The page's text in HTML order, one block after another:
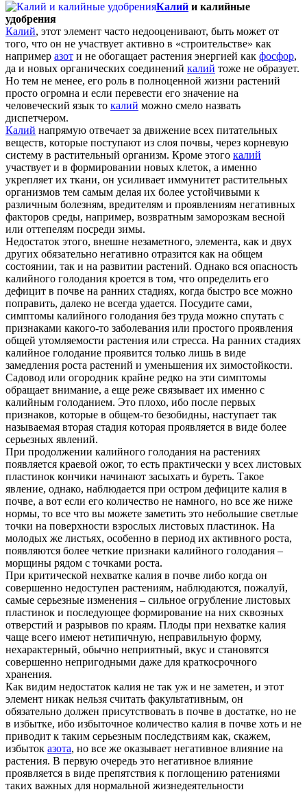
Калий и калийные
удобрения
Калий, этот элемент часто недооценивают, быть может от
того, что он не участвует активно в «строительстве» как
например азот и не обогащает растения энергией как фосфор,
да и новых органических соединений калий тоже не образует.
Но тем не менее, его роль в полноценной жизни растений
просто огромна и если перевести его значение на
человеческий язык то калий можно смело назвать
диспетчером.
Калий напрямую отвечает за движение всех питательных
веществ, которые поступают из слоя почвы, через корневую
систему в растительный организм. Кроме этого калий
участвует и в формировании новых клеток, а именно
укрепляет их ткани, он усиливает иммунитет растительных
организмов тем самым делая их более устойчивыми к
различным болезням, вредителям и проявлениям негативных
факторов среды, например, возвратным заморозкам весной
или оттепелям посреди зимы.
Недостаток этого, внешне незаметного, элемента, как и двух
других обязательно негативно отразится как на общем
состоянии, так и на развитии растений. Однако вся опасность
калийного голодания кроется в том, что определить его
дефицит в почве на ранних стадиях, когда быстро все можно
поправить, далеко не всегда удается. Посудите сами,
симптомы калийного голодания без труда можно спутать с
признаками какого-то заболевания или простого проявления
общей утомляемости растения или стресса. На ранних стадиях
калийное голодание проявится только лишь в виде
замедления роста растений и уменьшения их зимостойкости.
Садовод или огородник крайне редко на эти симптомы
обращает внимание, а еще реже связывает их именно с
калийным голоданием. Это плохо, ибо после первых
признаков, которые в общем-то безобидны, наступает так
называемая вторая стадия которая проявляется в виде более
серьезных явлений.
При продолжении калийного голодания на растениях
появляется краевой ожог, то есть практически у всех листовых
пластинок кончики начинают засыхать и буреть. Такое
явление, однако, наблюдается при остром дефиците калия в
почве, а вот если его количество не намного, но все же ниже
нормы, то все что вы можете заметить это небольшие светлые
точки на поверхности взрослых листовых пластинок. На
молодых же листьях, особенно в период их активного роста,
появляются более четкие признаки калийного голодания –
морщины рядом с точками роста.
При критической нехватке калия в почве либо когда он
совершенно недоступен растениям, наблюдаются, пожалуй,
самые серьезные изменения – сильное огрубление листовых
пластинок и последующее формирование на них сквозных
отверстий и разрывов по краям. Плоды при нехватке калия
чаще всего имеют нетипичную, неправильную форму,
нехарактерный, обычно неприятный, вкус и становятся
совершенно непригодными даже для краткосрочного
хранения.
Как видим недостаток калия не так уж и не заметен, и этот
элемент никак нельзя считать факультативным, он
обязательно должен присутствовать в почве в достатке, но не
в избытке, ибо избыточное количество калия в почве хоть и не
приводит к таким серьезным последствиям как, скажем,
избыток азота, но все же оказывает негативное влияние на
растения. В первую очередь это негативное влияние
проявляется в виде препятствия к поглощению ратениями
таких важных для нормальной жизнедеятельности